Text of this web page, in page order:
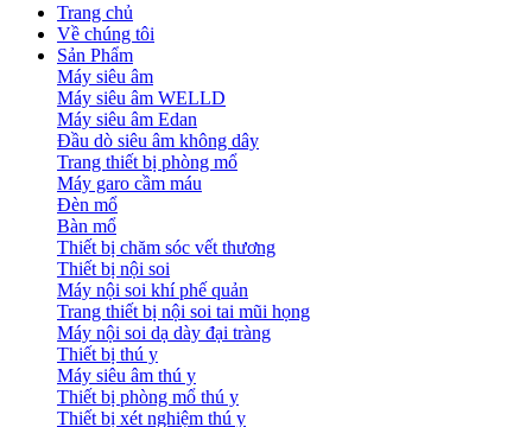
Trang chủ
Về chúng tôi
Sản Phẩm
Máy siêu âm
Máy siêu âm WELLD
Máy siêu âm Edan
Đầu dò siêu âm không dây
Trang thiết bị phòng mổ
Máy garo cầm máu
Đèn mổ
Bàn mổ
Thiết bị chăm sóc vết thương
Thiết bị nội soi
Máy nội soi khí phế quản
Trang thiết bị nội soi tai mũi họng
Máy nội soi dạ dày đại tràng
Thiết bị thú y
Máy siêu âm thú y
Thiết bị phòng mổ thú y
Thiết bị xét nghiệm thú y